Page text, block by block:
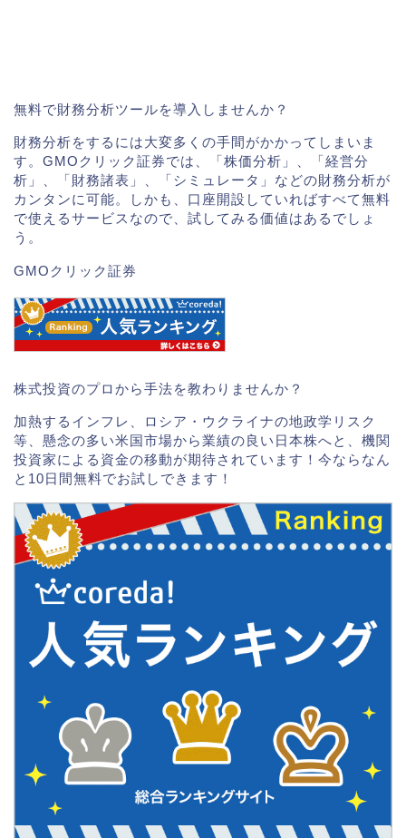
無料で財務分析ツールを導入しませんか？
財務分析をするには大変多くの手間がかかってしまいま
す。GMOクリック証券では、「株価分析」、「経営分
析」、「財務諸表」、「シミュレータ」などの財務分析が
カンタンに可能。しかも、口座開設していればすべて無料
で使えるサービスなので、試してみる価値はあるでしょ
う。
GMOクリック証券
株式投資のプロから手法を教わりませんか？
加熱するインフレ、ロシア・ウクライナの地政学リスク
等、懸念の多い米国市場から業績の良い日本株へと、機関
投資家による資金の移動が期待されています！今ならなん
と10日間無料でお試しできます！